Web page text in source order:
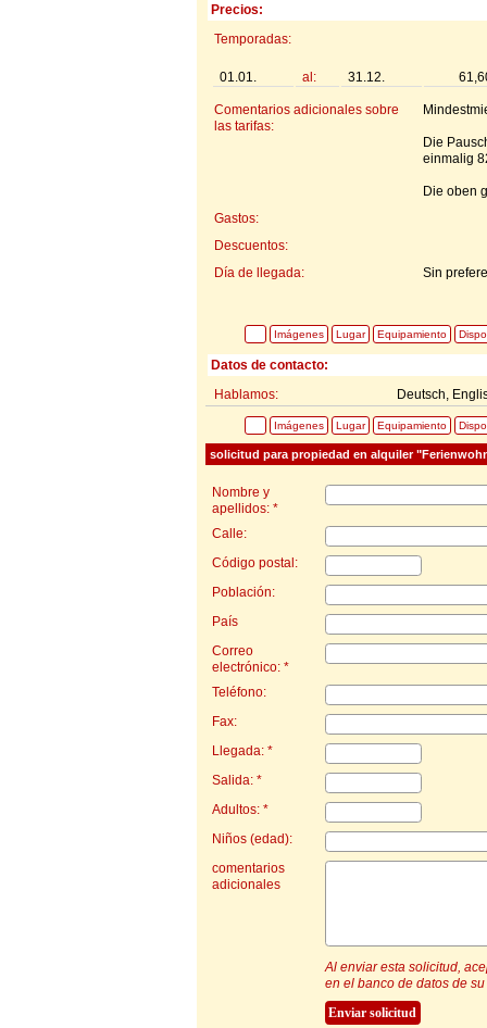
Precios:
Temporadas:
01.01. al: 31.12.
Comentarios adicionales sobre
las tarifas:
Die
einmalig
Die oben
Gastos:
Descuentos:
Día de llegada:
Sin
Imágenes Lugar Equipamiento
Datos de contacto:
Hablamos:
Deutsch,
Imágenes Lugar Equipamiento
solicitud para propiedad en alquiler
Nombre y
apellidos: *
Calle:
Código postal:
Población:
País
Correo
electrónico: *
Teléfono:
Fax:
Llegada: *
Salida: *
Adultos: *
Niños (edad):
comentarios
adicionales
Al enviar esta solicitud,
en el banco de datos de